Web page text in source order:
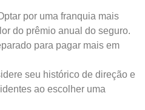
por uma franquia mais
do prêmio anual do seguro.
para pagar mais em
seu histórico de direção e
ao escolher uma